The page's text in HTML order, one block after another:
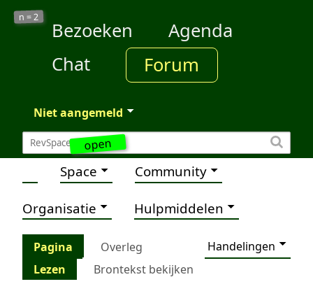
open
n =2
Bezoeken
Agenda
Chat
Forum
Niet aangemeld
Space Community
Organisatie Hulpmiddelen
Pagina Overleg
Handelingen
Lezen
Brontekst bekijken